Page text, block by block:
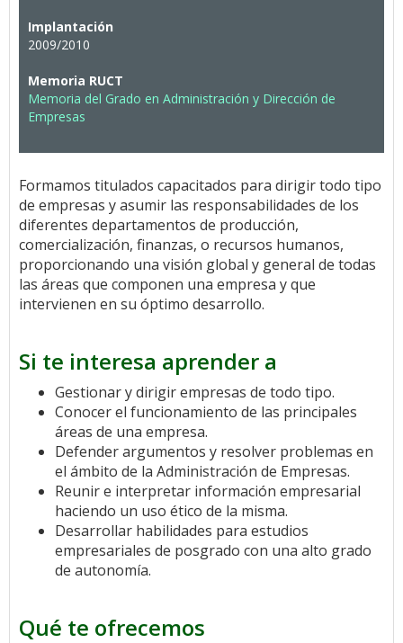
Implantación
2009/2010
Memoria RUCT
Memoria del Grado en Administración y Dirección de
Empresas
Formamos titulados capacitados para dirigir todo tipo
de empresas y asumir las responsabilidades de los
diferentes departamentos de producción,
comercialización, finanzas, o recursos humanos,
proporcionando una visión global y general de todas
las áreas que componen una empresa y que
intervienen en su óptimo desarrollo.
Si te interesa aprender a
Gestionar y dirigir empresas de todo tipo.
Conocer el funcionamiento de las principales
áreas de una empresa.
Defender argumentos y resolver problemas en
el ámbito de la Administración de Empresas.
Reunir e interpretar información empresarial
haciendo un uso ético de la misma.
Desarrollar habilidades para estudios
empresariales de posgrado con una alto grado
de autonomía.
Qué te ofrecemos